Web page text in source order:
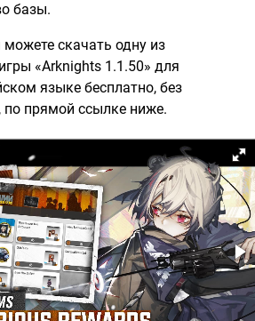
базы.
скачать одну из
«Arknights 1.1.50» для
языке бесплатно, без
по прямой ссылке ниже.